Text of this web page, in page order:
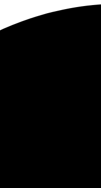
Заказала значки,
прошел быстро и без